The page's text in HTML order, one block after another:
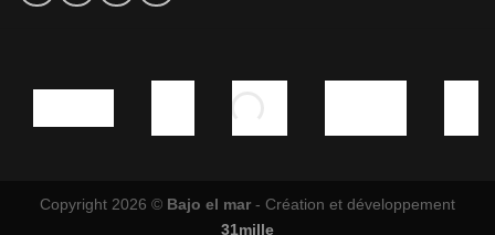
Copyright 2026 © Bajo el mar - Création et développement
31mille